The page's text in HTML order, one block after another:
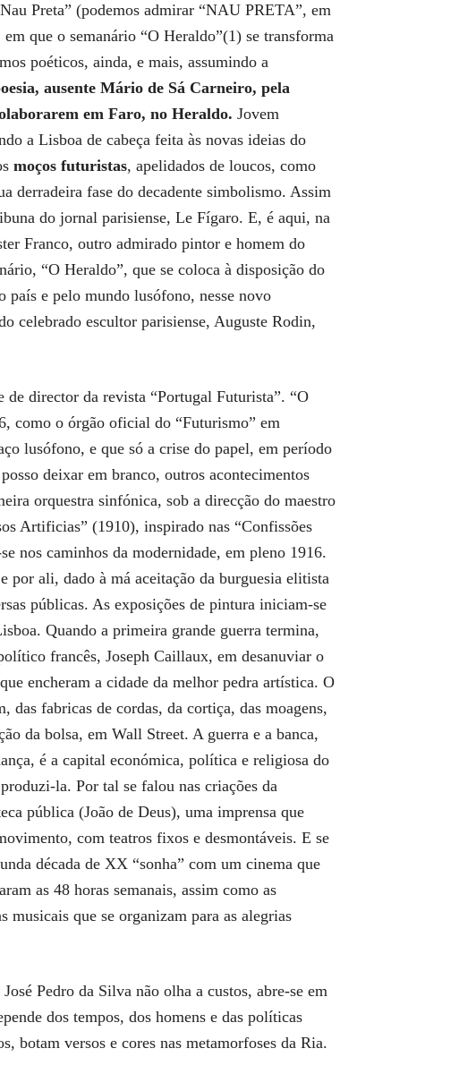
Preta” (podemos admirar “NAU PRETA”, em
que o semanário “O Heraldo”(1) se transforma
poéticos, ainda, e mais, assumindo a
ausente Mário de Sá Carneiro, pela
em Faro, no Heraldo. Jovem
a Lisboa de cabeça feita às novas ideias do
moços futuristas, apelidados de loucos, como
derradeira fase do decadente simbolismo. Assim
do jornal parisiense, Le Fígaro. E, é aqui, na
Franco, outro admirado pintor e homem do
“O Heraldo”, que se coloca à disposição do
e pelo mundo lusófono, nesse novo
celebrado escultor parisiense, Auguste Rodin,
director da revista “Portugal Futurista”. “O
como o órgão oficial do “Futurismo” em
lusófono, e que só a crise do papel, em período
deixar em branco, outros acontecimentos
orquestra sinfónica, sob a direcção do maestro
Artificias” (1910), inspirado nas “Confissões
nos caminhos da modernidade, em pleno 1916.
por ali, dado à má aceitação da burguesia elitista
públicas. As exposições de pintura iniciam-se
Quando a primeira grande guerra termina,
francês, Joseph Caillaux, em desanuviar o
encheram a cidade da melhor pedra artística. O
das fabricas de cordas, da cortiça, das moagens,
da bolsa, em Wall Street. A guerra e a banca,
é a capital económica, política e religiosa do
la. Por tal se falou nas criações da
pública (João de Deus), uma imprensa que
com teatros fixos e desmontáveis. E se
década de XX “sonha” com um cinema que
as 48 horas semanais, assim como as
musicais que se organizam para as alegrias
Pedro da Silva não olha a custos, abre-se em
dos tempos, dos homens e das políticas
botam versos e cores nas metamorfoses da Ria.